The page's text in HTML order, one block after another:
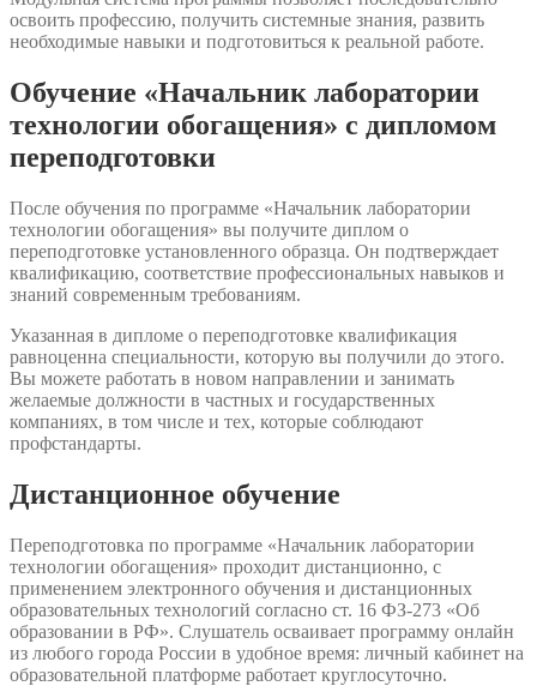
освоить профессию, получить системные знания, развить
необходимые навыки и подготовиться к реальной работе.
Обучение «Начальник лаборатории
технологии обогащения» с дипломом
переподготовки
После обучения по программе «Начальник лаборатории
технологии обогащения» вы получите диплом о
переподготовке установленного образца. Он подтверждает
квалификацию, соответствие профессиональных навыков и
знаний современным требованиям.
Указанная в дипломе о переподготовке квалификация
равноценна специальности, которую вы получили до этого.
Вы можете работать в новом направлении и занимать
желаемые должности в частных и государственных
компаниях, в том числе и тех, которые соблюдают
профстандарты.
Дистанционное обучение
Переподготовка по программе «Начальник лаборатории
технологии обогащения» проходит дистанционно, с
применением электронного обучения и дистанционных
образовательных технологий согласно ст. 16 ФЗ-273 «Об
образовании в РФ». Слушатель осваивает программу онлайн
из любого города России в удобное время: личный кабинет на
образовательной платформе работает круглосуточно.